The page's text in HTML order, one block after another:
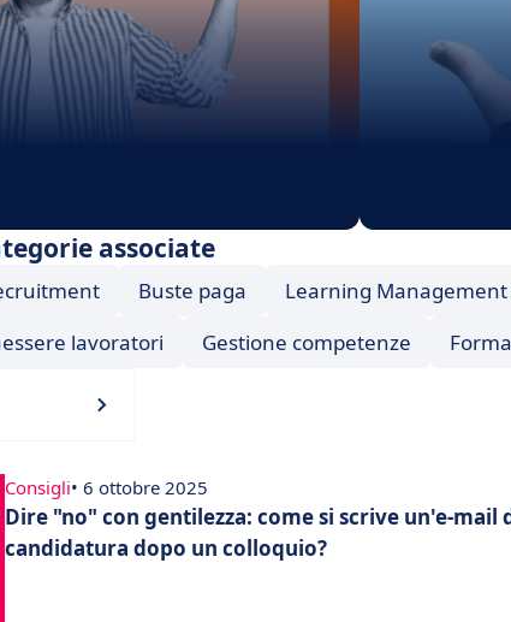
associate
Buste paga Learning Management
lavoratori Gestione competenze
Consigli• 6 ottobre 2025
Dire "no" con gentilezza: come si scrive un'e-
candidatura dopo un colloquio?